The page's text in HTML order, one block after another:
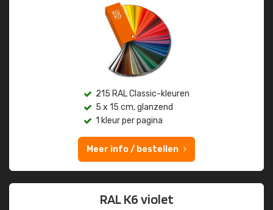
215 RAL Classic-kleuren
5 x 15 cm, glanzend
1 kleur per pagina
Meer info / bestellen
RAL K6 violet